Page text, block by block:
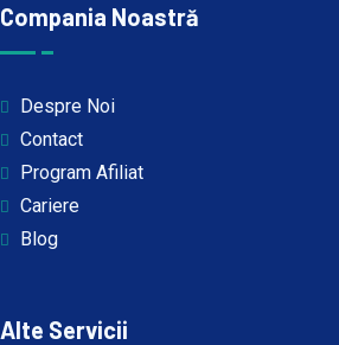
Compania Noastră
Despre Noi
Contact
Program Afiliat
Cariere
Blog
Alte Servicii